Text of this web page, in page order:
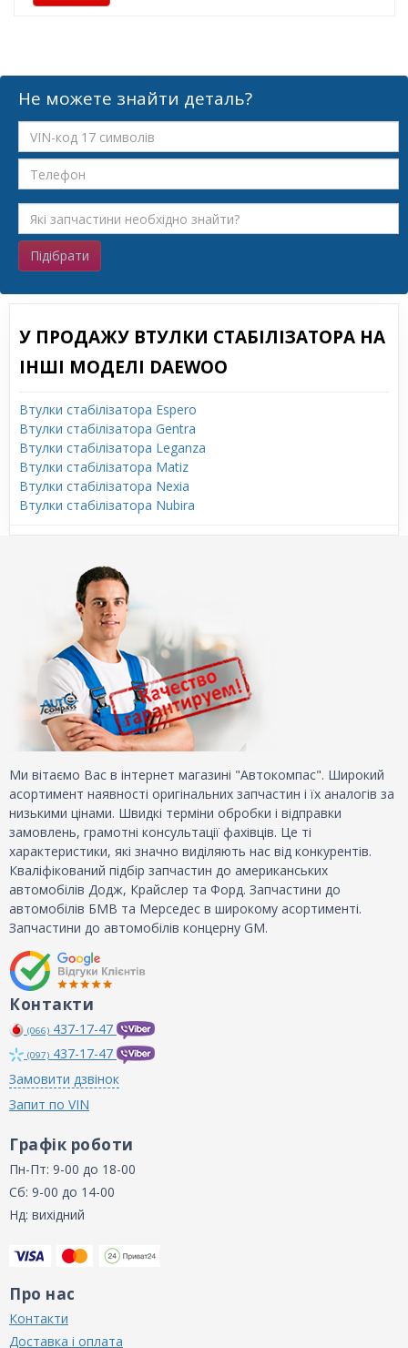
Не можете знайти деталь?
Підібрати
У ПРОДАЖУ ВТУЛКИ СТАБІЛІЗАТОРА НА
ІНШІ МОДЕЛІ DAEWOO
Втулки стабілізатора Espero
Втулки стабілізатора Gentra
Втулки стабілізатора Leganza
Втулки стабілізатора Matiz
Втулки стабілізатора Nexia
Втулки стабілізатора Nubira
Ми вітаємо Вас в інтернет магазині "Автокомпас". Широкий
асортимент наявності оригінальних запчастин і їх аналогів за
низькими цінами. Швидкі терміни обробки і відправки
замовлень, грамотні консультації фахівців. Це ті
характеристики, які значно виділяють нас від конкурентів.
Кваліфікований підбір запчастин до американських
автомобілів Додж, Крайслер та Форд. Запчастини до
автомобілів БМВ та Мерседес в широкому асортименті.
Запчастини до автомобілів концерну GM.
Контакти
(066) 437-17-47
(097) 437-17-47
Замовити дзвінок
Запит по VIN
Графік роботи
Пн-Пт: 9-00 до 18-00
Сб: 9-00 до 14-00
Нд: вихідний
Про нас
Контакти
Доставка і оплата